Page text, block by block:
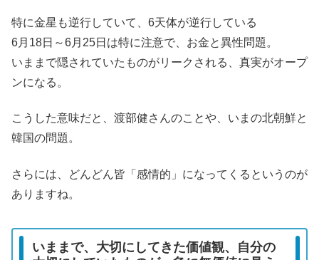
特に金星も逆行していて、6天体が逆行している
6月18日～6月25日は特に注意で、お金と異性問題。
いままで隠されていたものがリークされる、真実がオープ
ンになる。
こうした意味だと、渡部健さんのことや、いまの北朝鮮と
韓国の問題。
さらには、どんどん皆「感情的」になってくるというのが
ありますね。
いままで、大切にしてきた価値観、自分の